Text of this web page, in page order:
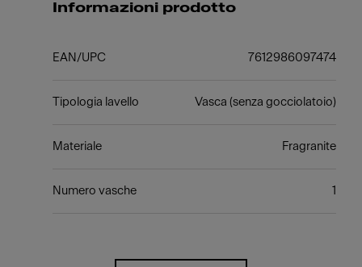
Informazioni prodotto
EAN/UPC 7612986097474
Tipologia lavello Vasca (senza gocciolatoio)
Materiale Fragranite
Numero vasche 1